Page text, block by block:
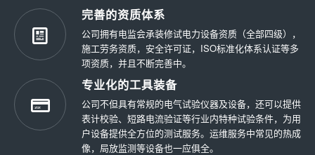
完善的资质体系
公司拥有电监会承装修试电力设备资质（全部四级），
施工劳务资质，安全许可证，ISO标准化体系认证等多
项资质，并且不断完善中。
专业化的工具装备
公司不但具有常规的电气试验仪器及设备，还可以提供
表计校验、短路电流验证等行业内特种试验条件，为用
户设备提供全方位的测试服务。运维服务中常见的热成
像，局放监测等设备也一应俱全。